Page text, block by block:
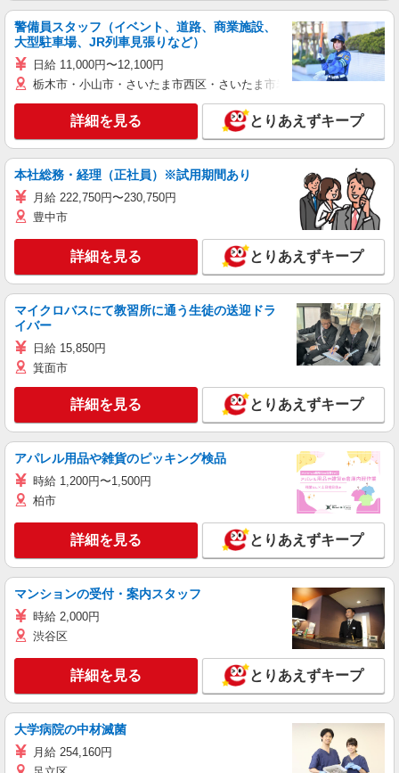
警備員スタッフ（イベント、道路、商業施設、
大型駐車場、JR列車見張りなど）
日給 11,000円〜12,100円
栃木市・小山市・さいたま市西区・さいたま市岩槻区・久喜市・蓮田
詳細を見る とりあえずキープ
本社総務・経理（正社員）※試用期間あり
月給 222,750円〜230,750円
豊中市
詳細を見る とりあえずキープ
マイクロバスにて教習所に通う生徒の送迎ドラ
イバー
日給 15,850円
箕面市
詳細を見る とりあえずキープ
アパレル用品や雑貨のピッキング検品
時給 1,200円〜1,500円
柏市
詳細を見る とりあえずキープ
マンションの受付・案内スタッフ
時給 2,000円
渋谷区
詳細を見る とりあえずキープ
大学病院の中材滅菌
月給 254,160円